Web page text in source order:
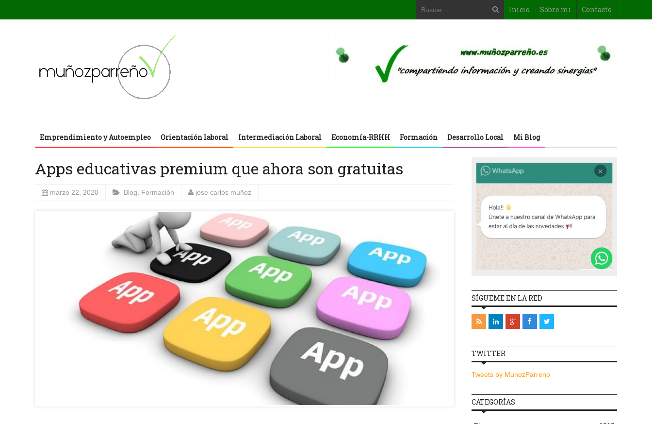
Inicio Sobre mi Contacto
Emprendimiento y Autoempleo Orientación laboral Intermediación Laboral Economía-RRHH Formación Desarrollo Local Mi Blog
Apps educativas premium que ahora son gratuitas
marzo 22, 2020 Blog Formación jose carlos muñoz
SÍGUEME EN LA RED
TWITTER
Tweets by MunozParreno
CATEGORÍAS